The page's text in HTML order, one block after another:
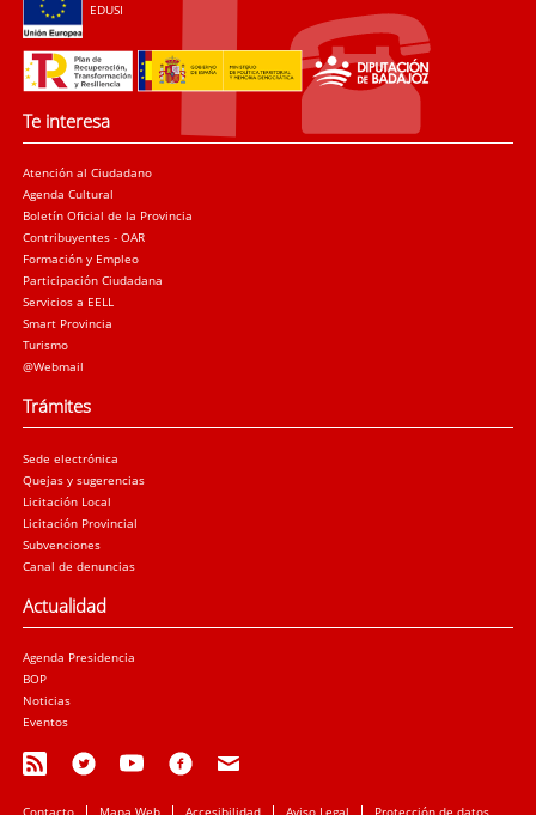
EDUSI
Te interesa
Atención al Ciudadano
Agenda Cultural
Boletín Oficial de la Provincia
Contribuyentes - OAR
Formación y Empleo
Participación Ciudadana
Servicios a EELL
Smart Provincia
Turismo
@Webmail
Trámites
Sede electrónica
Quejas y sugerencias
Licitación Local
Licitación Provincial
Subvenciones
Canal de denuncias
Actualidad
Agenda Presidencia
BOP
Noticias
Eventos